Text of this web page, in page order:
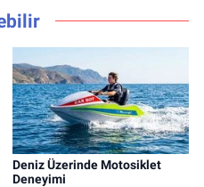
Deniz Üzerinde Motosiklet
Deneyimi